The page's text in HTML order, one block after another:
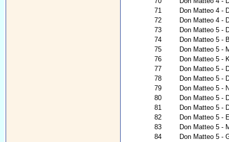
71
Don Matteo 4 -
72
Don Matteo 4 -
73
Don Matteo 5 -
74
Don Matteo 5 -
75
Don Matteo 5 -
76
Don Matteo 5 -
77
Don Matteo 5 -
78
Don Matteo 5 -
79
Don Matteo 5 -
80
Don Matteo 5 -
81
Don Matteo 5 -
82
Don Matteo 5 -
83
Don Matteo 5 -
84
Don Matteo 5 -